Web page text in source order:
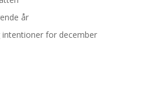
år
for december